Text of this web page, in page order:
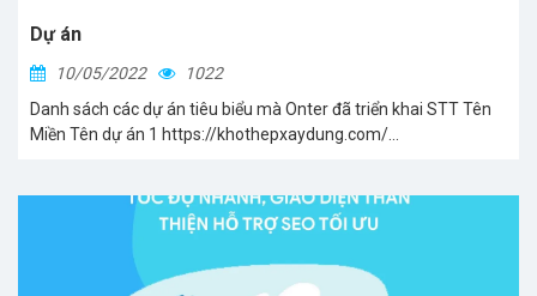
Dự án
10/05/2022
1022
Danh sách các dự án tiêu biểu mà Onter đã triển khai STT Tên
Miền Tên dự án 1 https://khothepxaydung.com/...